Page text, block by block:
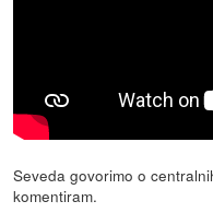
Seveda govorimo o
komentiram.